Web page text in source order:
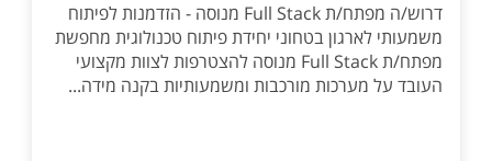
דרוש/ה מפתח/ת Full Stack מנוסה - הזדמנות לפיתוח
משמעותי לארגון בטחוני יחידת פיתוח טכנולוגית מחפשת
מפתח/ת Full Stack מנוסה להצטרפות לצוות מקצועי
העובד על מערכות מורכבות ומשמעותיות בקנה מידה...